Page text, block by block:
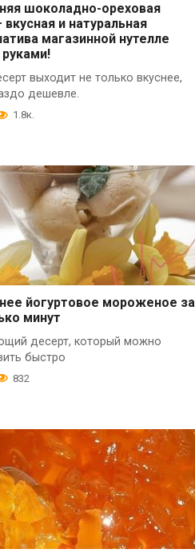
шоколадно-ореховая
вкусная и натуральная
магазинной нутелле
выходит не только вкуснее,
дешевле.
1.8к.
йогуртовое мороженое за
минут
десерт, который можно
быстро
832